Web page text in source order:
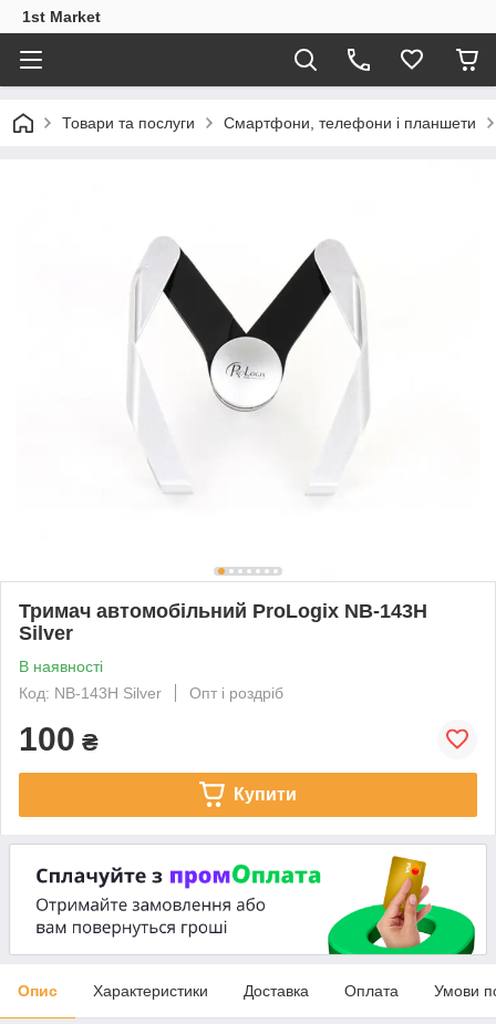
1st Market
Товари та послуги Смартфони, телефони і планшети
Тримач автомобільний ProLogix NB-143H
Silver
В наявності
Код: NB-143H Silver
Опт і роздріб
100 ₴
Купити
Опис Характеристики Доставка Оплата Умови